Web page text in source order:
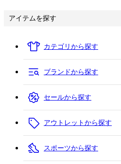
アイテムを探す
カテゴリから探す
ブランドから探す
セールから探す
アウトレットから探す
スポーツから探す